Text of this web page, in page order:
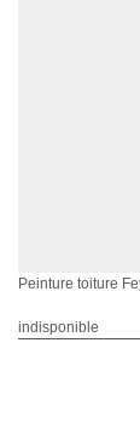
Peinture toiture
indisponible